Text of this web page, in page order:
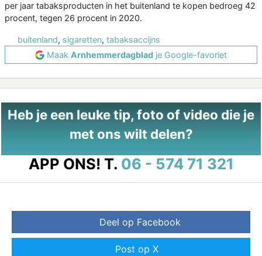
per jaar tabaksproducten in het buitenland te kopen bedroeg 42
procent, tegen 26 procent in 2020.
buitenland, sigaretten, tabaksaccijns
Maak Arnhemmerdagblad je Google-favoriet
Heb je een leuke tip, foto of video die je
met ons wilt delen?
APP ONS! T. 06 - 574 71 321
Deel op Facebook
Post op X